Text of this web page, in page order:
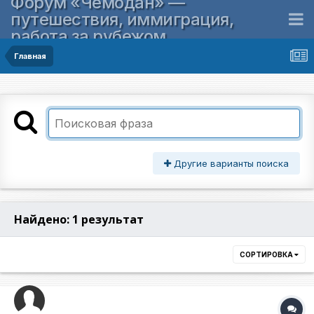
путешествия, иммиграция,
работа за рубежом
Главная
Другие варианты поиска
Найдено: 1 результат
СОРТИРОВКА